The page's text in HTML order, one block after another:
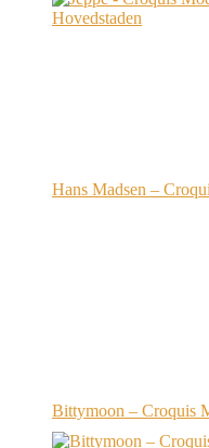
Hans Madsen –
Bittymoon – Croquis